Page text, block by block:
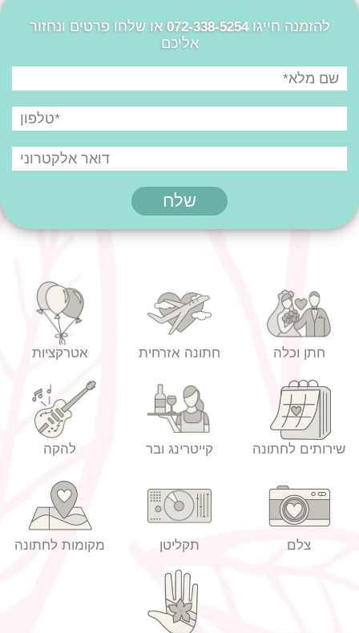
להזמנה חייגו072-338-5254או שלחו פרטים ונחזור
אליכם
חתן וכלה חתונה אזרחית אטרקציות
שירותים לחתונה קייטרינג ובר להקה
צלם תקליטן מקומות לחתונה